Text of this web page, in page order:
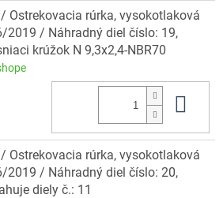
/ Ostrekovacia rúrka, vysokotlaková
2019 / Náhradný diel číslo: 19,
krúžok N 9,3x2,4-NBR70
Ostrekovacia rúrka, vysokotlaková
2019 / Náhradný diel číslo: 20,
diely č.: 11